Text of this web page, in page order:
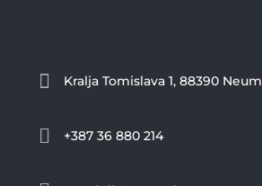
 Kralja Tomislava 1, 88390 Neum
 +387 36 880 214